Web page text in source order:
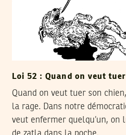
Loi 52 : Quand on veut
Quand on veut tuer son
la rage. Dans notre
veut enfermer quelqu’un, on